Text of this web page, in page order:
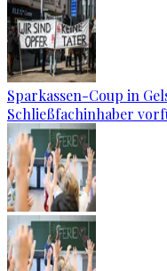
Sparkassen-Coup in
Schließfachinhaber